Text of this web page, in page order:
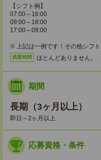
【シフト例】
07:00～16:00
09:00～18:00
17:00～09:00
※ 上記は一例です！その他シフト
残業時間 ほとんどありません。
期間
長期（3ヶ月以上）
即日～2ヶ月以上
応募資格・条件